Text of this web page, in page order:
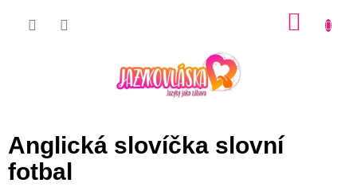
Anglická slovíčka slovní
fotbal